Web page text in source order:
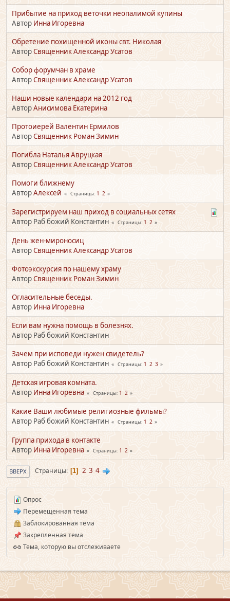
Прибытие на приход веточки неопалимой купины
Автор Инна Игоревна
Обретение похищенной иконы свт. Николая
АвторСвященник Александр Усатов
Собор форумчан в храме
АвторСвященник Александр Усатов
Наши новые календари на 2012 год
АвторАнисимова Екатерина
Протоиерей Валентин Ермилов
АвторСвященник Роман Зимин
Погибла Наталья Авруцкая
АвторСвященник Александр Усатов
Помоги ближнему
АвторАлексей Страницы 1 2
Зарегистрируем наш приход в социальных сетях
Автор Раб божий Константин
Страницы 1 2
День жен-мироносиц
АвторСвященник Александр Усатов
Фотоэкскурсия по нашему храму
АвторСвященник Роман Зимин
Огласительные беседы.
Автор Инна Игоревна
Если вам нужна помощь в болезнях.
Автор Раб божий Константин
Зачем при исповеди нужен свидетель?
Автор Раб божий Константин
Страницы 1 2 3
Детская игровая комната.
Автор Инна Игоревна Страницы 1 2
Какие Ваши любимые религиозные фильмы?
Автор Раб божий Константин
Страницы 1 2
Группа прихода в контакте
Автор Инна Игоревна Страницы 1 2
ВВЕРХ Страницы 1 2 3 4
Опрос
Перемещенная тема
Заблокированная тема
Закрепленная тема
Тема, которую вы отслеживаете